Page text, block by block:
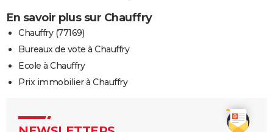
En savoir plus sur Chauffry
Chauffry (77169)
Bureaux de vote à Chauffry
Ecole à Chauffry
Prix immobilier à Chauffry